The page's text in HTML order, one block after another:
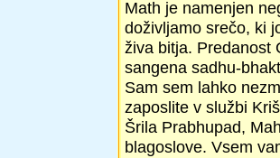
Math je namenjen
doživljamo srečo, ki
živa bitja. Predanost
sangena sadhu-
Sam sem lahko
zaposlite v službi
Šrila Prabhupad,
blagoslove. Vsem